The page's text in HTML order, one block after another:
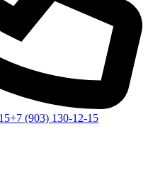
+7 (903) 130-12-15